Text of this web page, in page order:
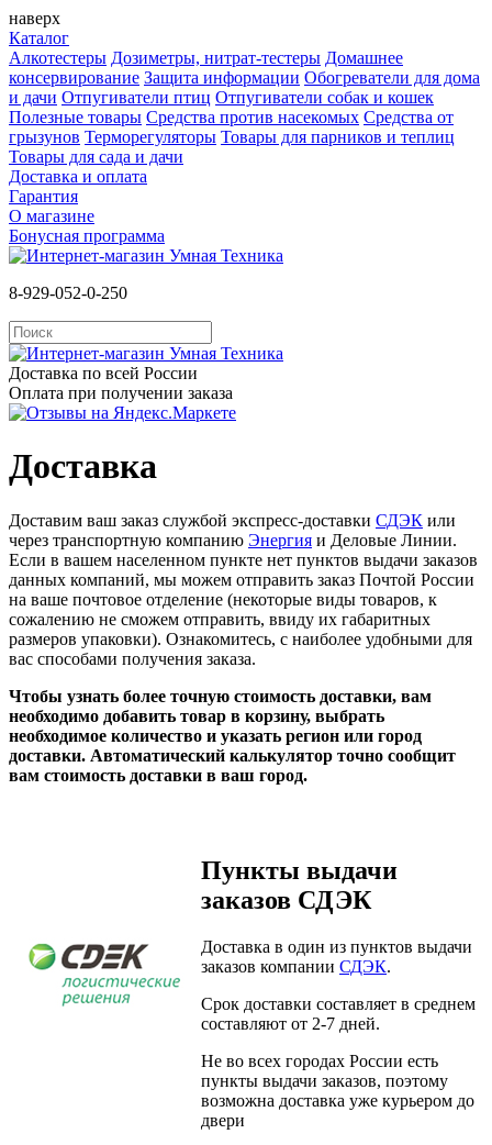
наверх
Каталог
Алкотестеры Дозиметры, нитрат-тестеры Домашнее
консервирование Защита информации Обогреватели для дома
и дачи Отпугиватели птиц Отпугиватели собак и кошек
Полезные товары Средства против насекомых Cредства от
грызунов Терморегуляторы Товары для парников и теплиц
Товары для сада и дачи
Доставка и оплата
Гарантия
О магазине
Бонусная программа
8-929-052-0-250
Доставка по всей России
Оплата при получении заказа
Доставка
Доставим ваш заказ службой экспресс-доставки СДЭК или
через транспортную компанию Энергия и Деловые Линии.
Если в вашем населенном пункте нет пунктов выдачи заказов
данных компаний, мы можем отправить заказ Почтой России
на ваше почтовое отделение (некоторые виды товаров, к
сожалению не сможем отправить, ввиду их габаритных
размеров упаковки). Ознакомитесь, с наиболее удобными для
вас способами получения заказа.
Чтобы узнать более точную стоимость доставки, вам
необходимо добавить товар в корзину, выбрать
необходимое количество и указать регион или город
доставки. Автоматический калькулятор точно сообщит
вам стоимость доставки в ваш город.
Пункты выдачи
заказов СДЭК
Доставка в один из пунктов выдачи
заказов компании СДЭК.
Срок доставки составляет в среднем
составляют от 2-7 дней.
Не во всех городах России есть
пункты выдачи заказов, поэтому
возможна доставка уже курьером до
двери